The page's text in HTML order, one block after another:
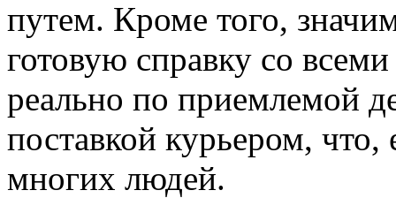
путем. Кроме того,
готовую справку со
реально по приемлемой
поставкой курьером, что,
многих людей.